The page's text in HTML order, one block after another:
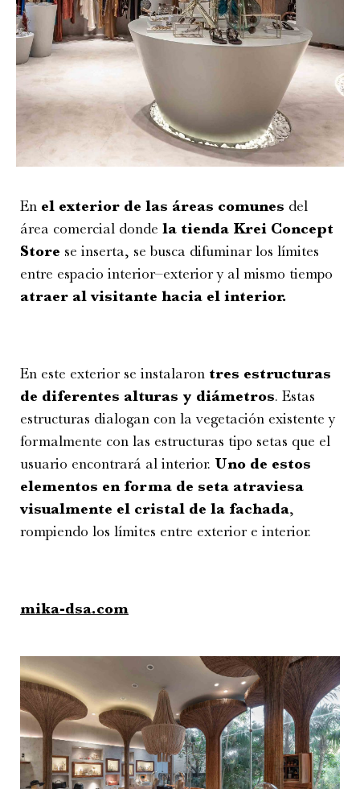
En el exterior de las áreas comunes del
área comercial donde la tienda Krei Concept
Store se inserta, se busca difuminar los límites
entre espacio interior–exterior y al mismo tiempo
atraer al visitante hacia el interior.
En este exterior se instalaron tres estructuras
de diferentes alturas y diámetros. Estas
estructuras dialogan con la vegetación existente y
formalmente con las estructuras tipo setas que el
usuario encontrará al interior. Uno de estos
elementos en forma de seta atraviesa
visualmente el cristal de la fachada,
rompiendo los límites entre exterior e interior.
mika-dsa.com